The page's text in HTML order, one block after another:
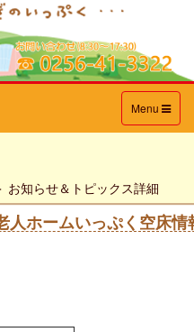
Toggle
navigation
Menu
お知らせ＆トピックス詳細
人ホームいっぷく空床情